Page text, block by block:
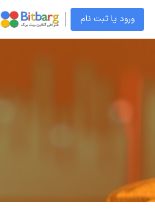
ورود یا ثبت نام